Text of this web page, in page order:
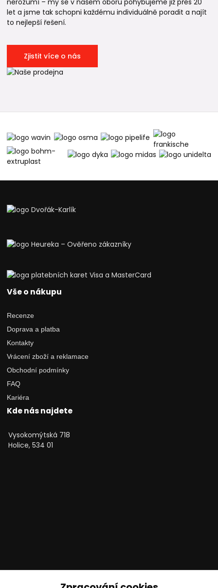
let a jsme tak schopni každému individuálně poradit a najít
to nejlepší řešení.
Zjistit více o nás
Vše o nákupu
Recenze
Doprava a platba
Kontakty
Vrácení zboží a reklamace
Obchodní podmínky
FAQ
Kariéra
Kde nás najdete
Vysokomýtská 718
Holice, 534 01